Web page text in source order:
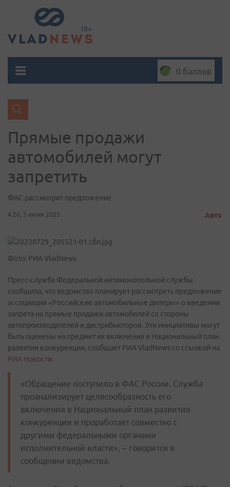
0 баллов
Прямые продажи
автомобилей могут
запретить
ФАС рассмотрит предложение
4:26, 5 июня 2025 Авто
Фото: РИА VladNews
Пресс-служба Федеральной антимонопольной службы
сообщила, что ведомство планирует рассмотреть предложение
ассоциации «Российские автомобильные дилеры» о введении
запрета на прямые продажи автомобилей со стороны
автопроизводителей и дистрибьюторов. Эти инициативы могут
быть оценены на предмет их включения в Национальный план
развития конкуренции, сообщает РИА VladNews со ссылкой на
РИА Новости.
«Обращение поступило в ФАС России. Служба
проанализирует целесообразность его
включения в Национальный план развития
конкуренции и проработает совместно с
другими федеральными органами
исполнительной власти», – говорится в
сообщении ведомства.